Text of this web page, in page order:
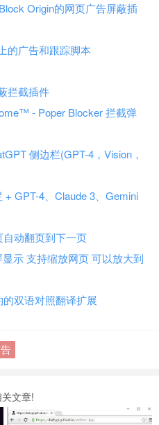
Origin的网页广告屏蔽插
的广告和跟踪脚本
拦截插件
- Poper Blocker 拦截弹
侧边栏(GPT-4，Vision，
+ GPT-4、Claude 3、Gemini
动翻页到下一页
示 支持缩放网页 可以放大到
双语对照翻译扩展
文章!